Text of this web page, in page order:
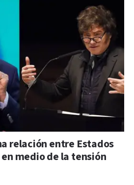
relación entre Estados
medio de la tensión